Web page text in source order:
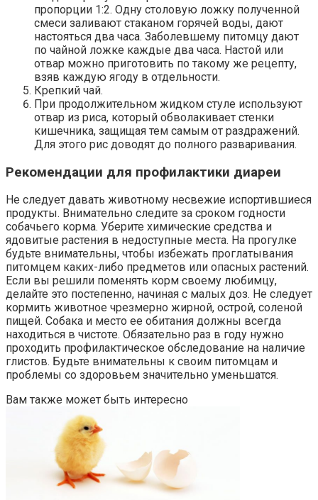
пропорции 1:2. Одну столовую ложку полученной
смеси заливают стаканом горячей воды, дают
настояться два часа. Заболевшему питомцу дают
по чайной ложке каждые два часа. Настой или
отвар можно приготовить по такому же рецепту,
взяв каждую ягоду в отдельности.
Крепкий чай.
При продолжительном жидком стуле используют
отвар из риса, который обволакивает стенки
кишечника, защищая тем самым от раздражений.
Для этого рис доводят до полного разваривания.
Рекомендации для профилактики диареи
Не следует давать животному несвежие испортившиеся
продукты. Внимательно следите за сроком годности
собачьего корма. Уберите химические средства и
ядовитые растения в недоступные места. На прогулке
будьте внимательны, чтобы избежать проглатывания
питомцем каких-либо предметов или опасных растений.
Если вы решили поменять корм своему любимцу,
делайте это постепенно, начиная с малых доз. Не следует
кормить животное чрезмерно жирной, острой, соленой
пищей. Собака и место ее обитания должны всегда
находиться в чистоте. Обязательно раз в году нужно
проходить профилактическое обследование на наличие
глистов. Будьте внимательны к своим питомцам и
проблемы со здоровьем значительно уменьшатся.
Вам также может быть интересно